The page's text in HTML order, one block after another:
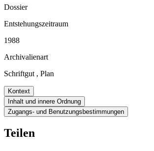
Dossier
Entstehungszeitraum
1988
Archivalienart
Schriftgut , Plan
Kontext
Inhalt und innere Ordnung
Zugangs- und Benutzungsbestimmungen
Teilen